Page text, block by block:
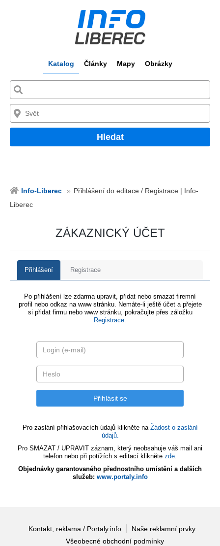
Katalog Články Mapy Obrázky
Hledat
Info-Liberec
Přihlášení do editace / Registrace | Info-
Liberec
ZÁKAZNICKÝ ÚČET
Přihlášení Registrace
Po přihlášení lze zdarma upravit, přidat nebo smazat firemní
profil nebo odkaz na www stránku. Nemáte-li ještě účet a přejete
si přidat firmu nebo www stránku, pokračujte přes záložku
Registrace.
Pro zaslání přihlašovacích údajů klikněte na Žádost o zaslání
údajů.
Pro SMAZAT / UPRAVIT záznam, který neobsahuje váš mail ani
telefon nebo při potížích s editací klikněte zde.
Objednávky garantovaného přednostního umístění a dalších
služeb: www.portaly.info
Kontakt, reklama / Portaly.info
Naše reklamní prvky
Všeobecné obchodní podmínky